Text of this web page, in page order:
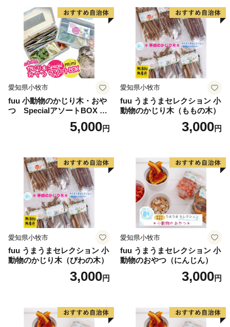
皆さまのご厚意は、本町のまちづくりに活用させていた
だきますので、これからもご支援賜りますようお願い申
し上げます。
愛知県小牧市
fuu 小動物のかじり木・おや
つ SpecialアソートBOX mi
5,000円
愛知県小牧市
fuu うまうまセレクション 小
動物のかじり木（ももの木）
3,000円
愛知県小牧市
fuu うまうまセレクション 小
動物のかじり木（びわの木）
3,000円
愛知県小牧市
fuu うまうまセレクション 小
動物のおやつ（にんじん）
3,000円